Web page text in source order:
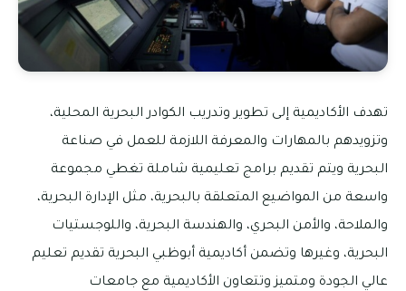
تهدف الأكاديمية إلى تطوير وتدريب الكوادر البحرية المحلية،
وتزويدهم بالمهارات والمعرفة اللازمة للعمل في صناعة
البحرية ويتم تقديم برامج تعليمية شاملة تغطي مجموعة
واسعة من المواضيع المتعلقة بالبحرية، مثل الإدارة البحرية،
والملاحة، والأمن البحري، والهندسة البحرية، واللوجستيات
البحرية، وغيرها وتضمن أكاديمية أبوظبي البحرية تقديم تعليم
عالي الجودة ومتميز وتتعاون الأكاديمية مع جامعات